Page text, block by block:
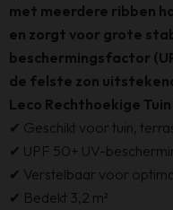
met meerdere ribben
en zorgt voor grote
beschermingsfactor
de felste zon
Leco Rechthoekige
✔ Geschikt voor tuin,
✔ UPF 50+ UV-
✔ Verstelbaar voor
✔ Bedekt 3,2 m²